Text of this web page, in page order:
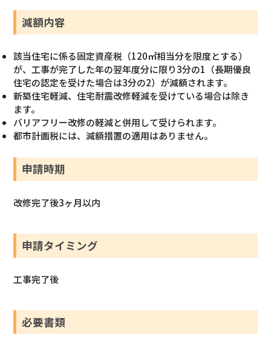
減額内容
該当住宅に係る固定資産税（120㎡相当分を限度とする）
が、工事が完了した年の翌年度分に限り3分の1（長期優良
住宅の認定を受けた場合は3分の2）が減額されます。
新築住宅軽減、住宅耐震改修軽減を受けている場合は除き
ます。
バリアフリー改修の軽減と併用して受けられます。
都市計画税には、減額措置の適用はありません。
申請時期
改修完了後3ヶ月以内
申請タイミング
工事完了後
必要書類